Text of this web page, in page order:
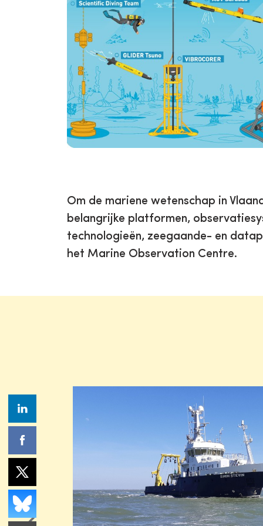
Om de mariene wetenschap in
belangrijke platformen,
technologieën, zeegaande- en
het Marine Observation Centre.